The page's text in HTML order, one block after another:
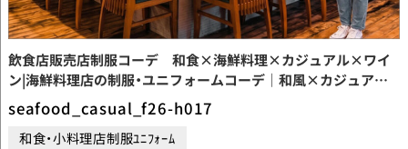
飲食店販売店制服コーデ 和食×海鮮料理×カジュアル×ワイ
ン|海鮮料理店の制服・ユニフォームコーデ｜和風×カジュアル
×バーガンディで元気な店舗を演出する海鮮料理店ユニフォー
ム【codeF26-H017】
seafood_casual_f26-h017
和食・小料理店制服ﾕﾆﾌｫｰﾑ